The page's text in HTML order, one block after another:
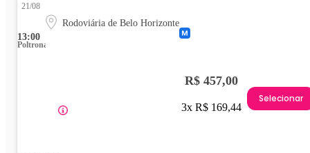
13:00
21/08
Rodoviária de Belo Horizonte
Poltrona
R$ 457,00
3x R$ 169,44
Selecionar